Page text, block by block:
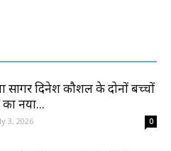
सागर दिनेश कौशल के दोनों बच्चों
नया...
3, 2026 0